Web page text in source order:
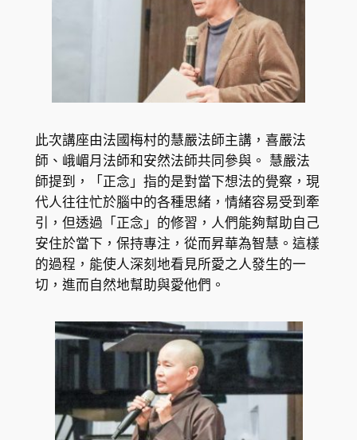
此次講座由法國梅村的慧嚴法師主講，喜嚴法
師、峨嵋月法師和安然法師共同參與。 慧嚴法
師提到，「正念」指的是對當下想法的覺察，現
代人往往忙於腦中的各種思緒，情緒容易受到牽
引，但透過「正念」的修習，人們能夠幫助自己
安住於當下，保持專注，從而昇華為智慧。這樣
的過程，能使人深刻地看見所愛之人發生的一
切，進而自然地幫助與愛他們。